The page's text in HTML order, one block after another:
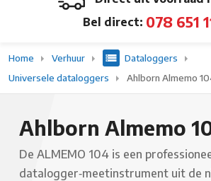
Bel direct: 078 651
Home Verhuur
Dataloggers
Universele dataloggers
Ahlborn Almemo
Ahlborn Almemo
De ALMEMO 104 is een
datalogger‑meetinstrument uit de